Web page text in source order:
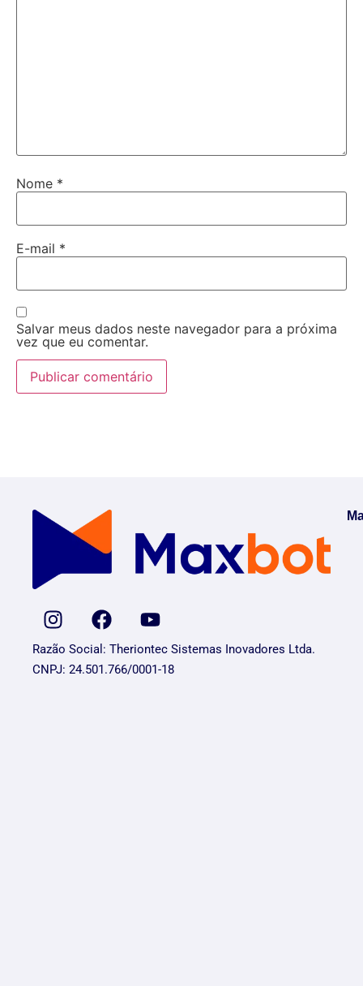
Nome *
E-mail *
Salvar meus dados neste navegador para a próxima
vez que eu comentar.
Razão Social: Theriontec Sistemas Inovadores Ltda.
CNPJ: 24.501.766/0001-18